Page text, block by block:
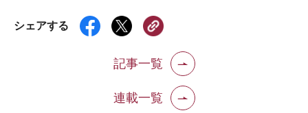
シェアする
記事一覧
連載一覧